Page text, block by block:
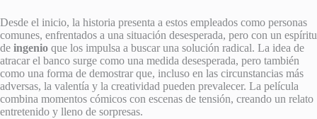
Desde el inicio, la historia presenta a estos empleados como personas
comunes, enfrentados a una situación desesperada, pero con un espíritu
de ingenio que los impulsa a buscar una solución radical. La idea de
atracar el banco surge como una medida desesperada, pero también
como una forma de demostrar que, incluso en las circunstancias más
adversas, la valentía y la creatividad pueden prevalecer. La película
combina momentos cómicos con escenas de tensión, creando un relato
entretenido y lleno de sorpresas.